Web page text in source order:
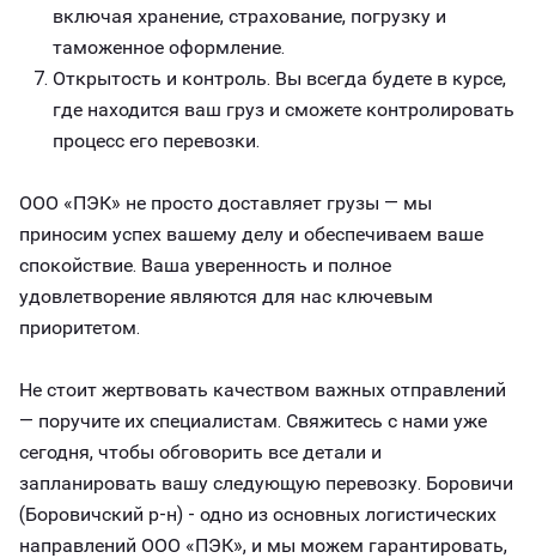
включая хранение, страхование, погрузку и
таможенное оформление.
Открытость и контроль. Вы всегда будете в курсе,
где находится ваш груз и сможете контролировать
процесс его перевозки.
ООО «ПЭК» не просто доставляет грузы — мы
приносим успех вашему делу и обеспечиваем ваше
спокойствие. Ваша уверенность и полное
удовлетворение являются для нас ключевым
приоритетом.
Не стоит жертвовать качеством важных отправлений
— поручите их специалистам. Свяжитесь с нами уже
сегодня, чтобы обговорить все детали и
запланировать вашу следующую перевозку. Боровичи
(Боровичский р-н) - одно из основных логистических
направлений ООО «ПЭК», и мы можем гарантировать,